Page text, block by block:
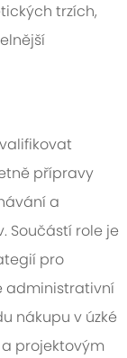
trzích,
přípravy
a
Součástí role je
pro
administrativní
nákupu v úzké
projektovým